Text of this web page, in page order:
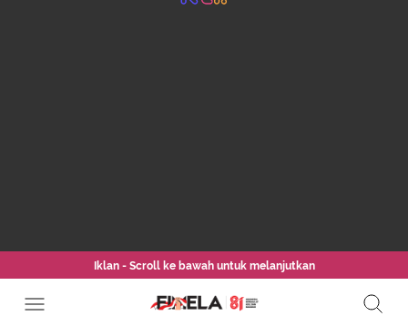
Iklan - Scroll ke bawah untuk melanjutkan